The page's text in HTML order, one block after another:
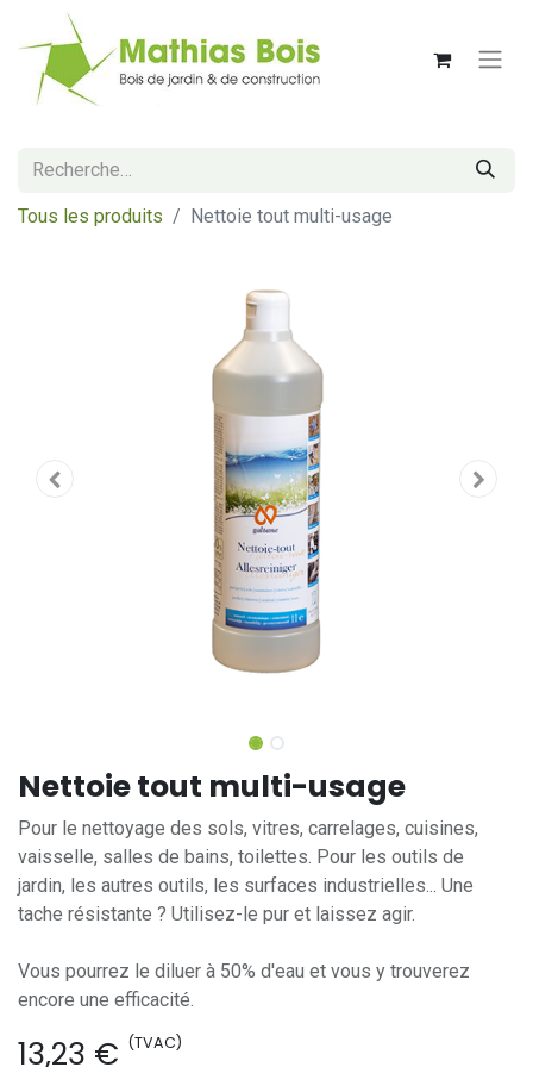
Tous les produits Nettoie tout multi-usage
Nettoie tout multi-usage
Pour le nettoyage des sols, vitres, carrelages, cuisines,
vaisselle, salles de bains, toilettes. Pour les outils de
jardin, les autres outils, les surfaces industrielles... Une
tache résistante ? Utilisez-le pur et laissez agir.
Vous pourrez le diluer à 50% d'eau et vous y trouverez
encore une efficacité.
13,23 € (TVAC)